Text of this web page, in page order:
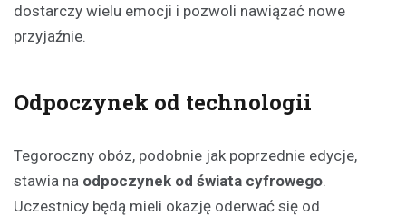
dostarczy wielu emocji i pozwoli nawiązać nowe
przyjaźnie.
Odpoczynek od technologii
Tegoroczny obóz, podobnie jak poprzednie edycje,
stawia na odpoczynek od świata cyfrowego.
Uczestnicy będą mieli okazję oderwać się od